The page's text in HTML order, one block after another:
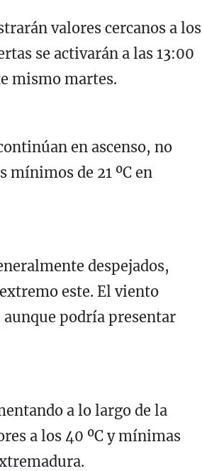
valores cercanos a los
se activarán a las 13:00
mismo martes.
en ascenso, no
mínimos de 21 ºC en
despejados,
este. El viento
podría presentar
a lo largo de la
a los 40 ºC y mínimas